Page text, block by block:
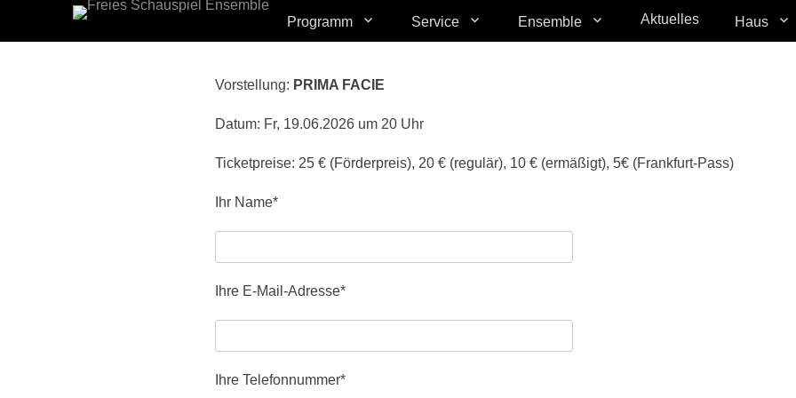
Erstes Menü
Zum
Programm Service Ensemble Aktuelles Haus
Vorstellung: PRIMA FACIE
Datum: Fr, 19.06.2026 um 20 Uhr
Ticketpreise: 25 € (Förderpreis), 20 € (regulär), 10 € (ermäßigt), 5€ (Frankfurt-Pass)
Ihr Name*
Ihre E-Mail-Adresse*
Ihre Telefonnummer*